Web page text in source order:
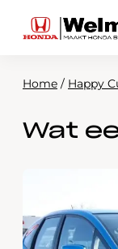
Modellen
Voorraad
Onderhoud
Over ons
Home / Happy
Wat